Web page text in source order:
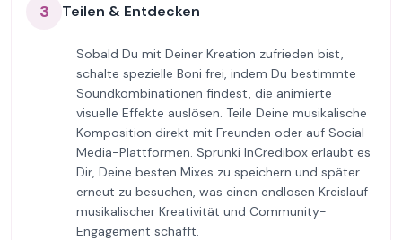
3 Teilen & Entdecken
Sobald Du mit Deiner Kreation zufrieden bist,
schalte spezielle Boni frei, indem Du bestimmte
Soundkombinationen findest, die animierte
visuelle Effekte auslösen. Teile Deine musikalische
Komposition direkt mit Freunden oder auf Social-
Media-Plattformen. Sprunki InCredibox erlaubt es
Dir, Deine besten Mixes zu speichern und später
erneut zu besuchen, was einen endlosen Kreislauf
musikalischer Kreativität und Community-
Engagement schafft.